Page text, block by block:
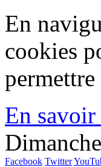
En
cookies
En
Facebook Twitter